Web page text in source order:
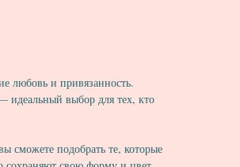
любовь и привязанность.
выбор для тех, кто
сможете подобрать те, которые